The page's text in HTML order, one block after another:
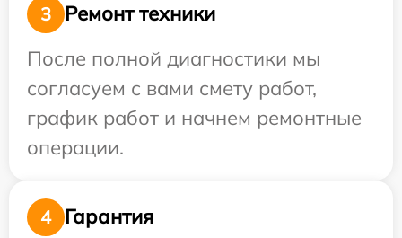
3
Ремонт техники
После полной диагностики мы
согласуем с вами смету работ,
график работ и начнем ремонтные
операции.
4
Гарантия